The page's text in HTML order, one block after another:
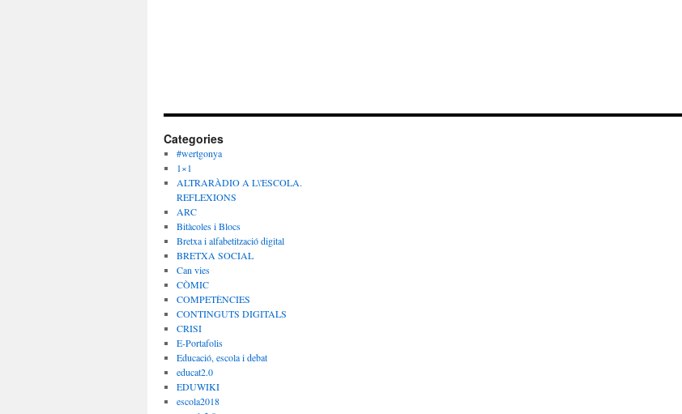
Categories
#wertgonya
1×1
ALTRARÀDIO A L\'ESCOLA.
REFLEXIONS
ARC
Bitàcoles i Blocs
Bretxa i alfabetització digital
BRETXA SOCIAL
Can vies
CÒMIC
COMPETÈNCIES
CONTINGUTS DIGITALS
CRISI
E-Portafolis
Educació, escola i debat
educat2.0
EDUWIKI
escola2018